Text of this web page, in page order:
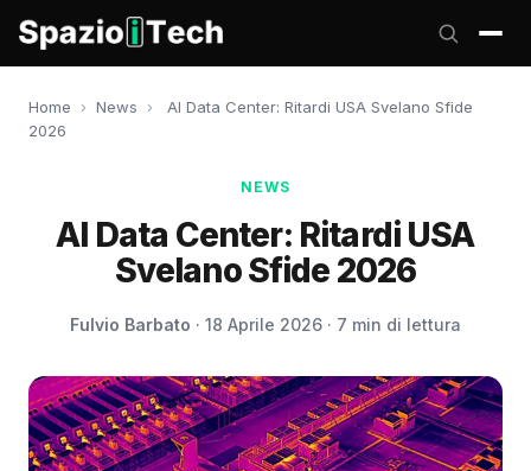
Home › News ›
AI Data Center: Ritardi USA Svelano Sfide
2026
NEWS
AI Data Center: Ritardi USA
Svelano Sfide 2026
Fulvio Barbato · 18 Aprile 2026 · 7 min di lettura